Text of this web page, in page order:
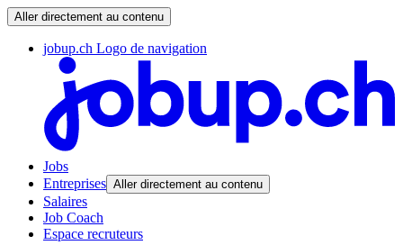
Aller directement au contenu
jobup.ch Logo de navigation
Jobs
Entreprises Aller directement au contenu
Salaires
Job Coach
Espace recruteurs